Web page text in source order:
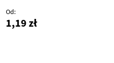
Od
1,19 zł